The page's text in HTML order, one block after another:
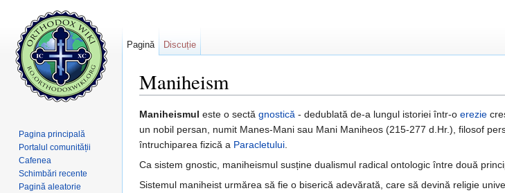
Maniheism
Maniheismul este o sectă gnostică - dedublată de-a lungul istoriei într-o erezie
un nobil persan, numit Manes-Mani sau Mani Maniheos (215-277 d.Hr.), filosof
întruchiparea fizică a Paracletului.
Ca sistem gnostic, maniheismul susține dualismul radical ontologic între două
Sistemul maniheist urmărea să fie o biserică adevărată, care să devină religie
Pagină Discuție
Pagina principală
Portalul comunității
Cafenea
Schimbări recente
Pagină aleatorie